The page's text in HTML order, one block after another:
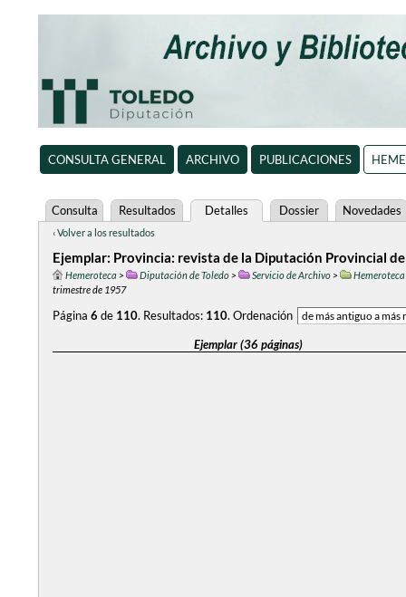
CONSULTA GENERAL ARCHIVO PUBLICACIONES
Consulta Resultados Detalles Dossier Novedades
‹ Volver a los resultados
Ejemplar: Provincia: revista de la Diputación Provincial
Hemeroteca > Diputación de Toledo> Servicio de Archivo> Hemeroteca
trimestre de 1957
Página 6 de 110. Resultados: 110. Ordenación
Ejemplar (36 páginas)